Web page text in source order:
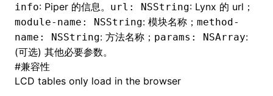
info: Piper 的信息。 url: NSString: Lynx 的 url；
module-name: NSString: 模块名称； method-
name: NSString: 方法名称； params: NSArray:
(可选) 其他必要参数。
#兼容性
LCD tables only load in the browser